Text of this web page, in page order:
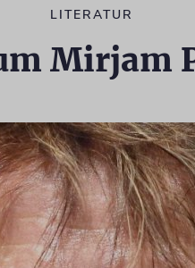
LITERATUR
Mirjam